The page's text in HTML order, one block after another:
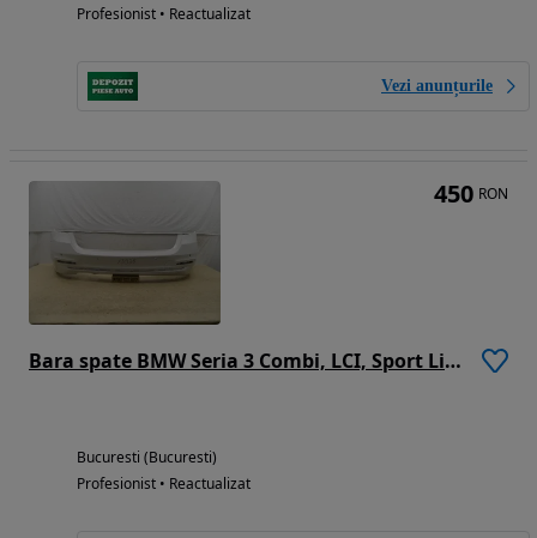
Profesionist • Reactualizat
Vezi anunțurile
Bara spate BMW Seria 3 Combi, LCI, Sport Line, 2015, 2016, 2017, 2018, 51127384580
Bucuresti (Bucuresti)
Profesionist • Reactualizat
450 RON